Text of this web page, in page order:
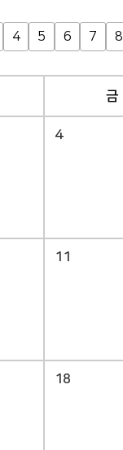
4 5 6 7 8
금
4
11
18